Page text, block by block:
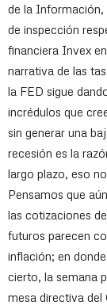
de la Información,
de inspección
financiera Invex
narrativa de las
la FED sigue
incrédulos que
sin generar una
recesión es la
largo plazo, eso
Pensamos que
las cotizaciones
futuros parecen
inflación; en
cierto, la semana
mesa directiva del